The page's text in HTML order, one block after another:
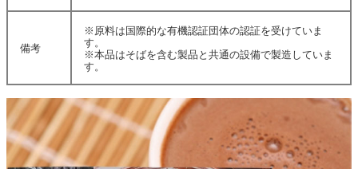
備考
※原料は国際的な有機認証団体の認証を受けていま
す。
※本品はそばを含む製品と共通の設備で製造していま
す。